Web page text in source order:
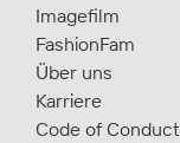
Imagefilm
FashionFam
Über uns
Karriere
Code of Conduct